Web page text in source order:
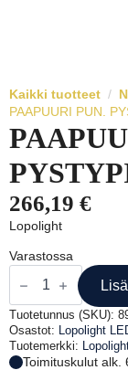
Kaikki tuotteet
PAAPUURI PUN.
266,19 €
Lopolight
Varastossa
PAAPUURI
PUN.
PYSTYPINT
12M
määrä
Tuotetunnus (SKU):
Osastot:
Lopolight
Tuotemerkki:
Toimituskulut alk.